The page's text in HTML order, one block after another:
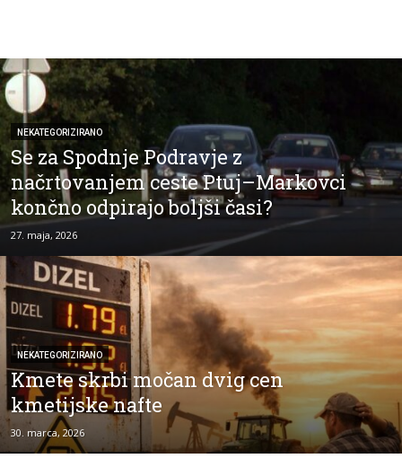
NEKATEGORIZIRANO
Se za Spodnje Podravje z
načrtovanjem ceste Ptuj–Markovci
končno odpirajo boljši časi?
27. maja, 2026
NEKATEGORIZIRANO
Kmete skrbi močan dvig cen
kmetijske nafte
30. marca, 2026